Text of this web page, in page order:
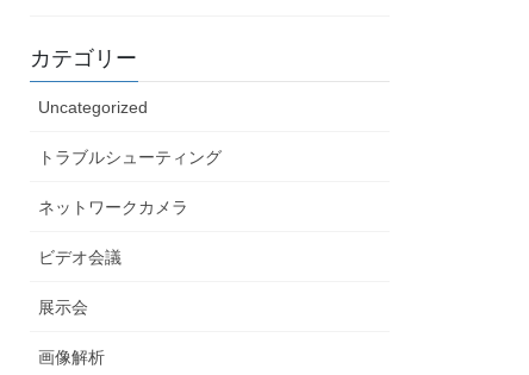
カテゴリー
Uncategorized
トラブルシューティング
ネットワークカメラ
ビデオ会議
展示会
画像解析